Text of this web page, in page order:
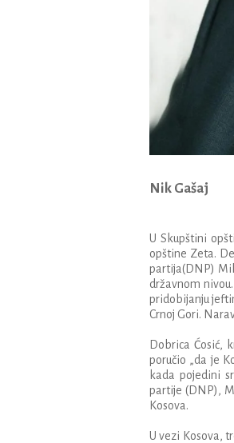
Nik Gašaj
U Skupštini
opštine Zeta.
partija(DNP)
državnom
pridobijanju
Crnoj Gori.
Dobrica Ćosić,
poručio „da je
kada pojedini
partije (DNP),
Kosova.
U vezi Kosova ,